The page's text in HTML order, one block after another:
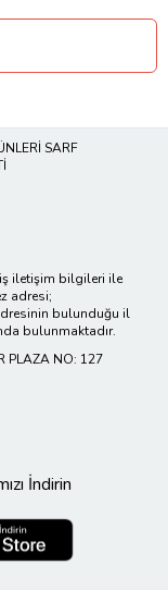
SARF
iletişim bilgileri ile
adresi;
bulunduğu il
bulunmaktadır.
PLAZA NO: 127
İndirin